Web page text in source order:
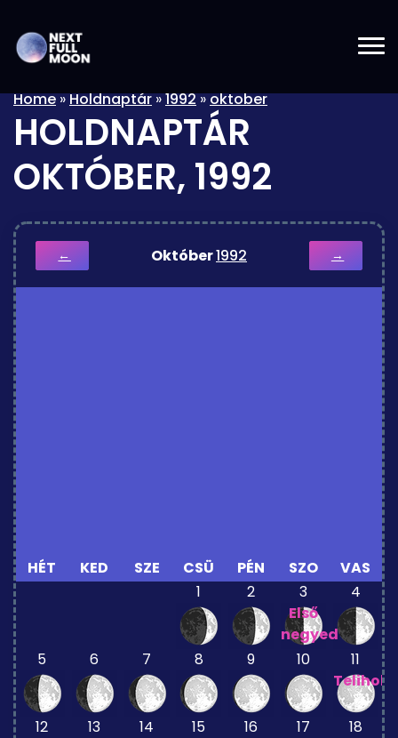
Home»Holdnaptár»1992»oktober
HOLDNAPTÁR
OKTÓBER, 1992
← Október1992 →
HÉT KED SZE CSÜ PÉN SZO
VAS
1
2
3
Első
negyed
4
5 6 7 8 9 10
11
Telihold
12 13 14 15 16 17 18